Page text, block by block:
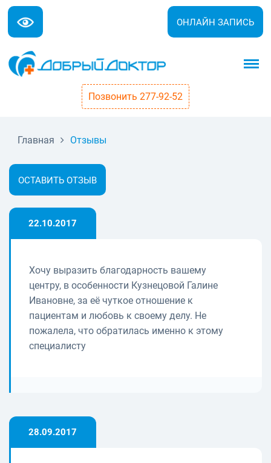
ОНЛАЙН ЗАПИСЬ
Позвонить 277-92-52
Главная Отзывы
ОСТАВИТЬ ОТЗЫВ
22.10.2017
Хочу выразить благодарность вашему
центру, в особенности Кузнецовой Галине
Ивановне, за её чуткое отношение к
пациентам и любовь к своему делу. Не
пожалела, что обратилась именно к этому
специалисту
28.09.2017